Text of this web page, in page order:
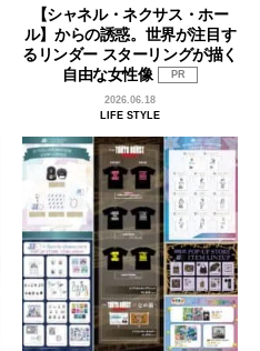
【シャネル・ネクサス・ホー
ル】からの誘惑。世界が注目す
るリンダー スターリングが描く
自由な女性像
PR
2026.06.18
LIFE STYLE